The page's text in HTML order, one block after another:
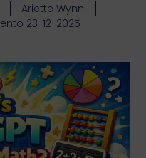
Ariette Wynn
23-12-2025